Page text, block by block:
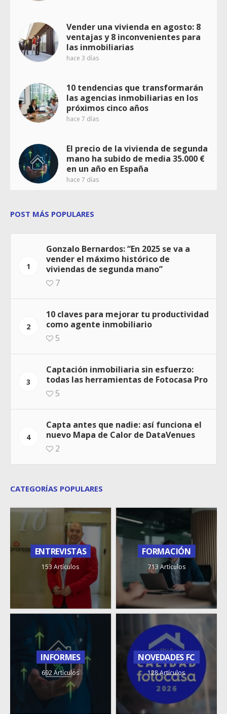
Vender una vivienda en agosto: 8
ventajas y 8 inconvenientes para
las inmobiliarias
hace 3 días
10 tendencias que transformarán
las agencias inmobiliarias en los
próximos cinco años
hace 7 días
El precio de la vivienda de segunda
mano ha subido de media 35.000 €
en un año en España
hace 7 días
POST MÁS POPULARES
1
Gonzalo Bernardos: “En 2025 se va a
vender el máximo histórico de
viviendas de segunda mano”
7
2
10 claves para mejorar tu productividad
como agente inmobiliario
5
3
Captación inmobiliaria sin esfuerzo:
todas las herramientas de Fotocasa Pro
5
4
Capta antes que nadie: así funciona el
nuevo Mapa de Calor de DataVenues
2
CATEGORÍAS POPULARES
ENTREVISTAS
153 Artículos
FORMACIÓN
713 Artículos
INFORMES
692 Artículos
NOVEDADES FC
128 Artículos